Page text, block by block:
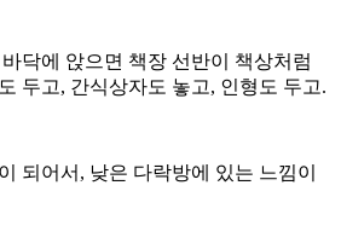
닥에 앉으면 책장 선반이 책상처럼
두고, 간식상자도 놓고, 인형도 두고.
되어서, 낮은 다락방에 있는 느낌이